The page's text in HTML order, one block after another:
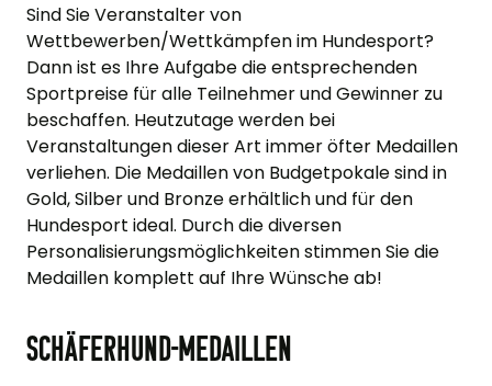
Sind Sie Veranstalter von
Wettbewerben/Wettkämpfen im Hundesport?
Dann ist es Ihre Aufgabe die entsprechenden
Sportpreise für alle Teilnehmer und Gewinner zu
beschaffen. Heutzutage werden bei
Veranstaltungen dieser Art immer öfter Medaillen
verliehen. Die Medaillenvon Budgetpokale sind in
Gold, Silber und Bronze erhältlich und für den
Hundesport ideal. Durch die diversen
Personalisierungsmöglichkeiten stimmen Sie die
Medaillen komplett auf Ihre Wünsche ab!
Schäferhund-Medaillen